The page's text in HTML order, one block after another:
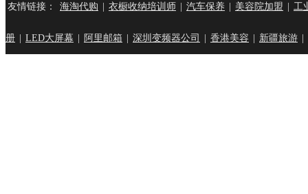
友情链接： 海淘代购 衣橱收纳培训师 汽车保养 美容院加盟 工
册 LED大屏幕 阿里邮箱 深圳变频器公司 香港美容 新疆旅游